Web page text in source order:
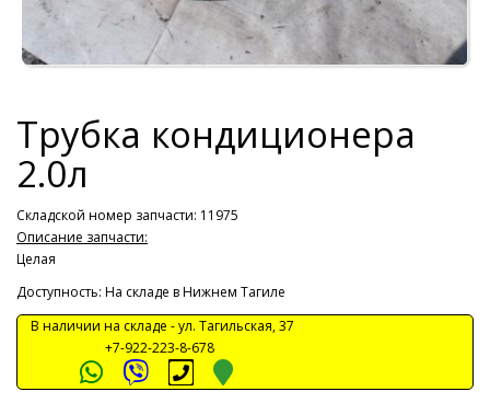
Трубка кондиционера
2.0л
Складской номер запчасти: 11975
Описание запчасти:
Целая
Доступность: На складе в Нижнем Тагиле
В наличии на складе -ул. Тагильская, 37
+7-922-223-8-678